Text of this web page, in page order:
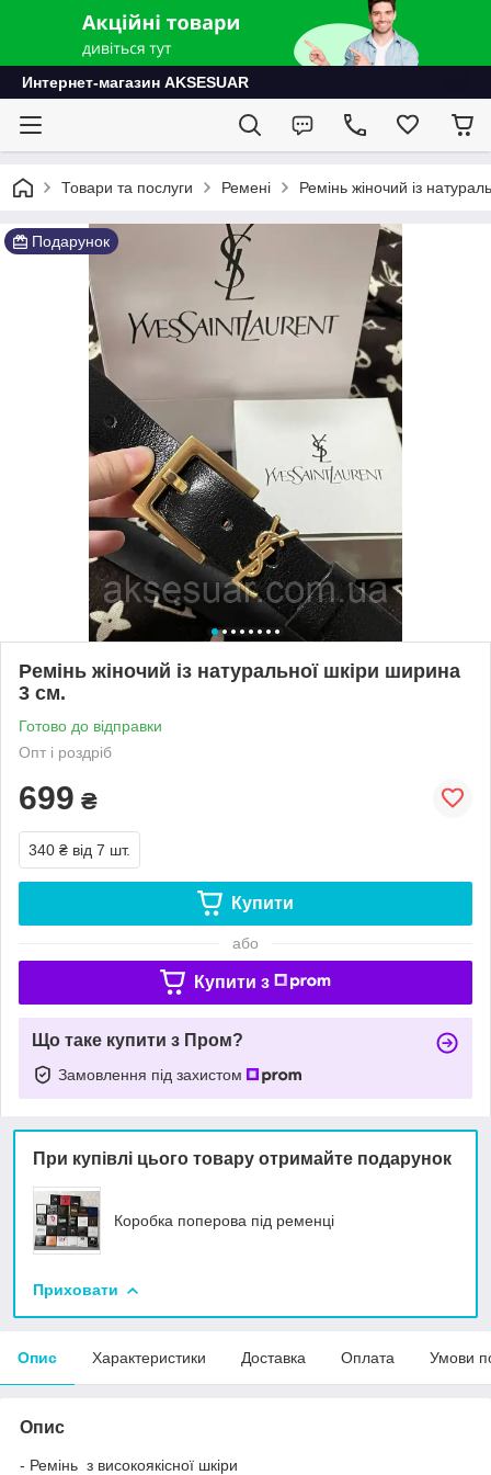
Интернет-магазин AKSESUAR
Товари та послуги Ремені Ремінь жіночий із
Подарунок
Ремінь жіночий із натуральної шкіри ширина
3 см.
Готово до відправки
Опт і роздріб
699 ₴
340 ₴ від 7 шт.
Купити
або
Купити з
Що таке купити з Пром?
Замовлення під захистом
При купівлі цього товару отримайте подарунок
Коробка поперова під ременці
Приховати
Опис Характеристики Доставка Оплата Умови
Опис
- Ремінь з високоякісної шкіри